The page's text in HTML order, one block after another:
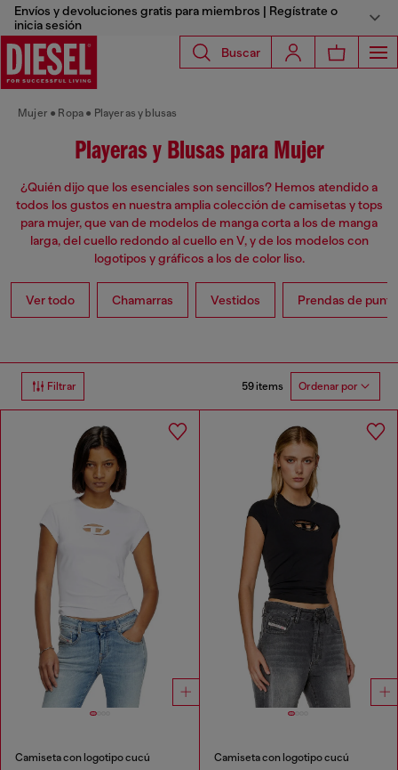
Envíos y devoluciones gratis para miembros | Regístrate o
inicia sesión
Buscar
Mujer Ropa Playeras y blusas
Playeras y Blusas para Mujer
¿Quién dijo que los esenciales son sencillos? Hemos atendido a
todos los gustos en nuestra amplia colección de camisetas y tops
para mujer, que van de modelos de manga corta a los de manga
larga, del cuello redondo al cuello en V, y de los modelos con
logotipos y gráficos a los de color liso.
Ver todo Chamarras Vestidos Prendas de punto
Filtrar 59 items Ordenar por
Camiseta con logotipo cucú Camiseta con logotipo cucú